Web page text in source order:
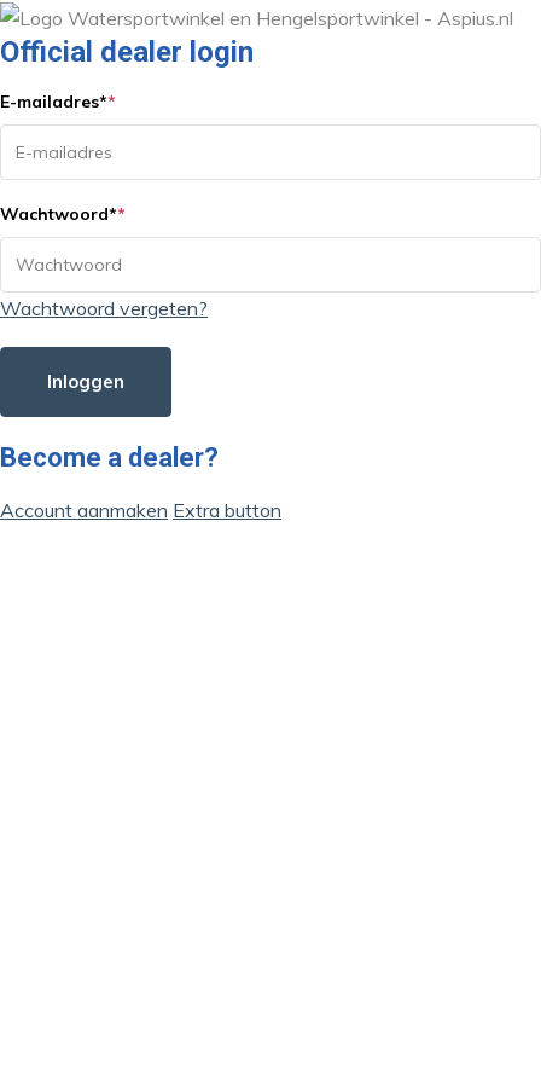
Official dealer login
E-mailadres**
Wachtwoord**
Wachtwoord vergeten?
Inloggen
Become a dealer?
Account aanmaken Extra button